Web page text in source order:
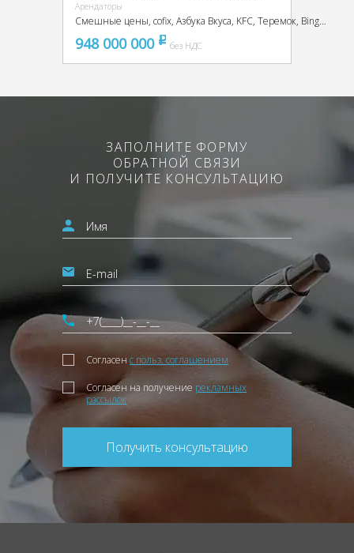
Арендаторы
Смешные цены, cofix, Азбука Вкуса, KFC, Теремок, Bingo Boom, TEZ TOUR
948 000 000 pуббез НДС
ЗАПОЛНИТЕ ФОРМУ
ОБРАТНОЙ СВЯЗИ
И ПОЛУЧИТЕ КОНСУЛЬТАЦИЮ
Согласен с польз. соглашением
Согласен на получение рекламных
рассылок
Получить консультацию